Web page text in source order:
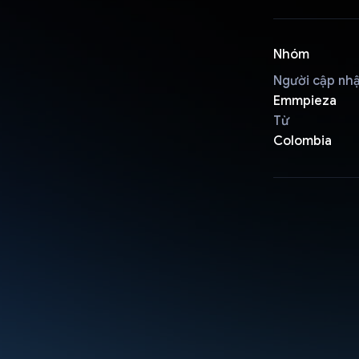
Nhóm
Người cập
Emmpieza
Từ
Colombia